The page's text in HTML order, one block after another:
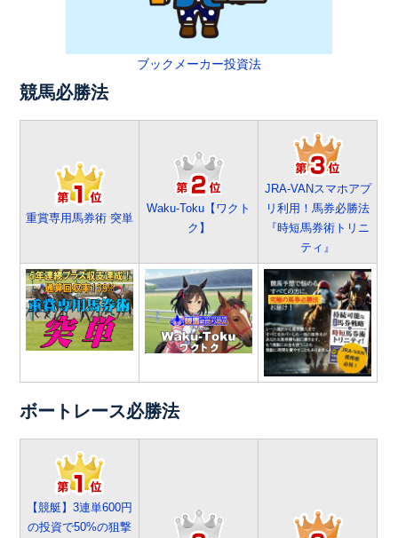
ブックメーカー投資法
競馬必勝法
重賞専用馬券術 突単
Waku-Toku【ワクト
ク】
JRA-VANスマホアプ
リ利用！馬券必勝法
『時短馬券術トリニ
ティ』
ボートレース必勝法
【競艇】3連単600円
の投資で50%の狙撃